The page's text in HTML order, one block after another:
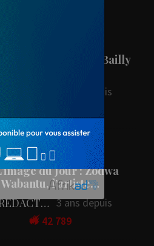
: L’artiste Blanche Bailly
4 ans depuis
L'IMAGE DU JOUR
du Jour : Zodwa
Wabantu, l’artiste…
LA REDACTION 3 ans depuis
42 789